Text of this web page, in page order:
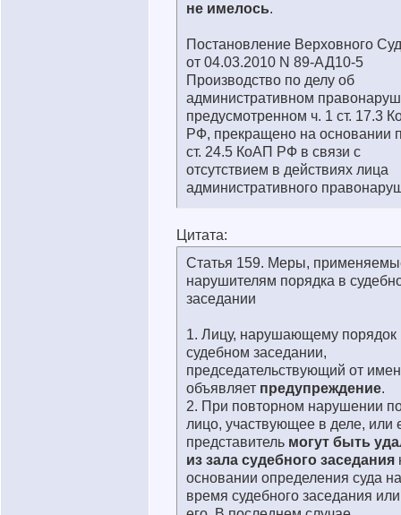
не имелось.
Постановление Верховного
от 04.03.2010 N 89-АД10-5
Производство по делу об
административном
предусмотренном ч. 1 ст. 17.3
РФ, прекращено на основании
ст. 24.5 КоАП РФ в связи с
отсутствием в действиях лица
административного
Цитата:
Статья 159. Меры,
нарушителям порядка в
заседании
1. Лицу, нарушающему порядок
судебном заседании,
председательствующий от
объявляет предупреждение.
2. При повторном нарушении
лицо, участвующее в деле, или
представитель могут быть
из зала судебного заседания
основании определения суда
время судебного заседания или